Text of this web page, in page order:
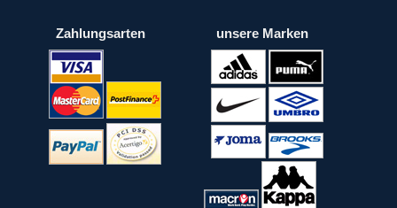
Zahlungsarten unsere Marken